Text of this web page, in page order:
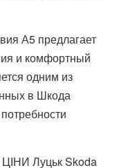
А5 предлагает
и комфортный
одним из
в Шкода
Луцьк Skoda